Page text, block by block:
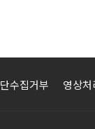
수집거부 영상